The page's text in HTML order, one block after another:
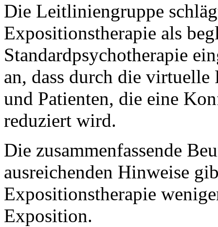
Die Leitliniengruppe
Expositionstherapie als
Standardpsychotherapie
an, dass durch die virtuelle
und Patienten, die eine
reduziert wird.
Die zusammenfassende
ausreichenden Hinweise
Expositionstherapie
Exposition.